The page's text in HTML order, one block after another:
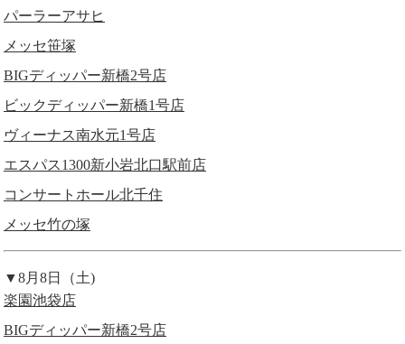
パーラーアサヒ
メッセ笹塚
BIGディッパー新橋2号店
ビックディッパー新橋1号店
ヴィーナス南水元1号店
エスパス1300新小岩北口駅前店
コンサートホール北千住
メッセ竹の塚
▼8月8日（土)
楽園池袋店
BIGディッパー新橋2号店